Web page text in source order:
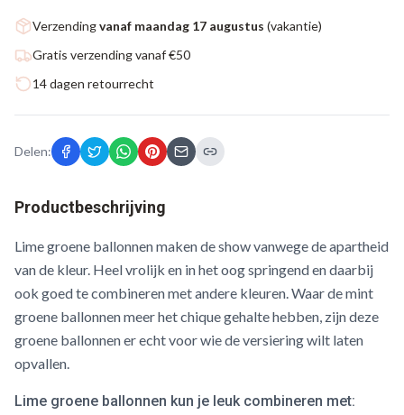
Verzendingvanaf maandag 17 augustus (vakantie)
Gratis verzending vanaf €50
14 dagen retourrecht
Delen:
Productbeschrijving
Lime groene ballonnen maken de show vanwege de apartheid
van de kleur. Heel vrolijk en in het oog springend en daarbij
ook goed te combineren met andere kleuren. Waar de mint
groene ballonnen meer het chique gehalte hebben, zijn deze
groene ballonnen er echt voor wie de versiering wilt laten
opvallen.
Lime groene ballonnen kun je leuk combineren met: